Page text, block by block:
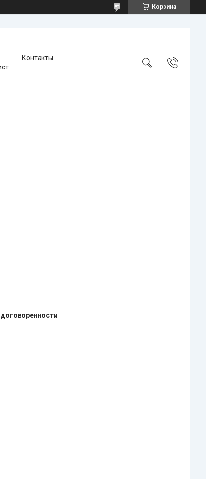
Корзина
Контакты